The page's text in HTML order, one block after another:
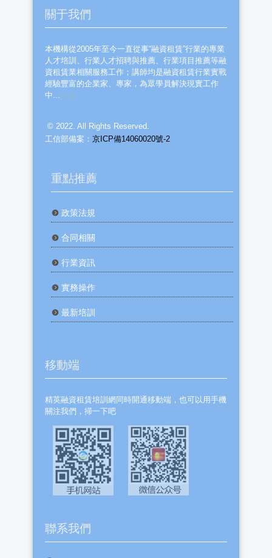
關于我們
本機構從2005年至今一直從事“融資租賃”行業的專業
人才培訓、行業人才招聘與推薦、行業項目推薦等融
資租賃業相關服務工作；講師均是融資租賃行業實戰
經驗豐富的企業家、專家，為眾學員解決現實工作
中... 詳細
© 2022. All Rights Reserved.
工信部備案： 京ICP備14060020號-2
重點推薦
政策法規
合同相關
行業資訊
實務操作
最新培訓
移動端
精英融資租賃培訓網同時開通移動端，也可以用手機
關注我們，掃一下吧
聯系我們